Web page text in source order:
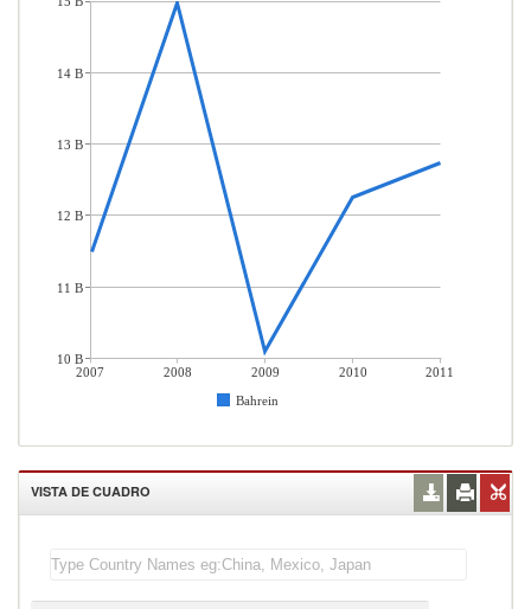
2007 2008 2009 2010
2011
Bahrein
14 B
13 B
12 B
11 B
10 B
VISTA DE CUADRO